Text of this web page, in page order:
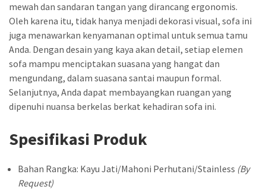
mewah dan sandaran tangan yang dirancang ergonomis.
Oleh karena itu, tidak hanya menjadi dekorasi visual, sofa ini
juga menawarkan kenyamanan optimal untuk semua tamu
Anda. Dengan desain yang kaya akan detail, setiap elemen
sofa mampu menciptakan suasana yang hangat dan
mengundang, dalam suasana santai maupun formal.
Selanjutnya, Anda dapat membayangkan ruangan yang
dipenuhi nuansa berkelas berkat kehadiran sofa ini.
Spesifikasi Produk
Bahan Rangka: Kayu Jati/Mahoni Perhutani/Stainless (By
Request)